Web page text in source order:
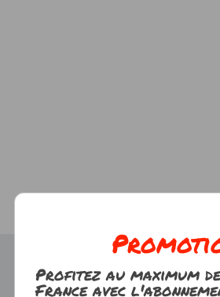
Profitez au maximum
France avec